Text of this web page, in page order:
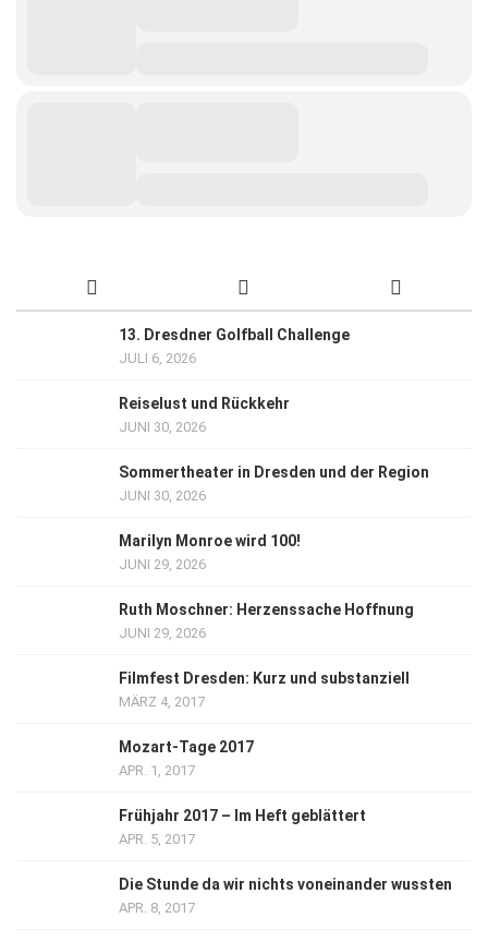
13. Dresdner Golfball Challenge
JULI 6, 2026
Reiselust und Rückkehr
JUNI 30, 2026
Sommertheater in Dresden und der Region
JUNI 30, 2026
Marilyn Monroe wird 100!
JUNI 29, 2026
Ruth Moschner: Herzenssache Hoffnung
JUNI 29, 2026
Filmfest Dresden: Kurz und substanziell
MÄRZ 4, 2017
Mozart-Tage 2017
APR. 1, 2017
Frühjahr 2017 – Im Heft geblättert
APR. 5, 2017
Die Stunde da wir nichts voneinander wussten
APR. 8, 2017